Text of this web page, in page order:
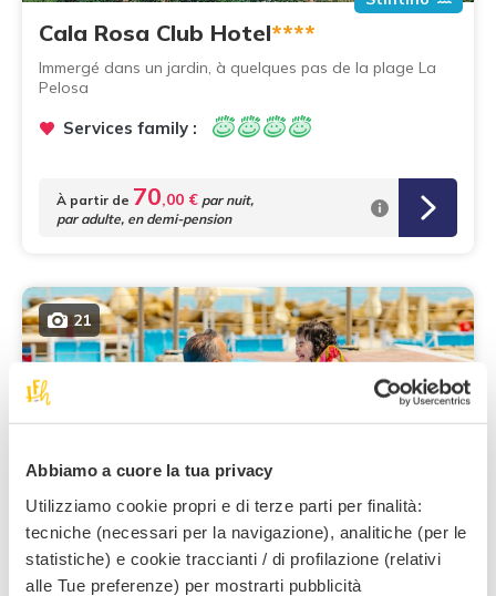
Abbiamo a cuore la tua privacy
Utilizziamo cookie propri e di terze parti per finalità:
tecniche (necessari per la navigazione), analitiche (per le
statistiche) e cookie traccianti / di profilazione (relativi
alle Tue preferenze) per mostrarti pubblicità
Cala Rosa Club Hotel****
Immergé dans un jardin, à quelques pas de la plage La
Pelosa
Services family :
À partir de 70,00 € par nuit,
par adulte, en demi-pension
21
UNAHOTELS Club Hotel Ancora****
Hôtel familial avec plage privée
Services family :